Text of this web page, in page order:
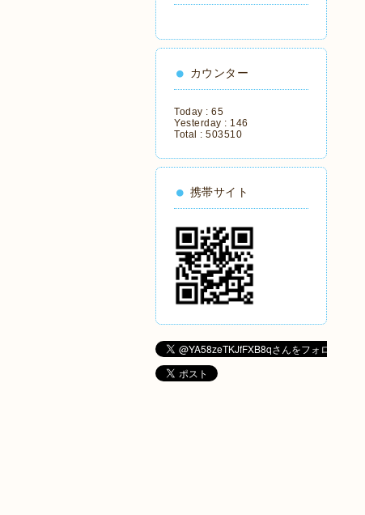
カウンター
Today : 65
Yesterday : 146
Total : 503510
携帯サイト